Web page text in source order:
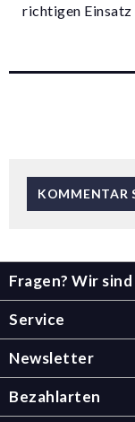
richtigen
KOMMENTAR
Fragen? Wir
Service
Newsletter
Bezahlarten